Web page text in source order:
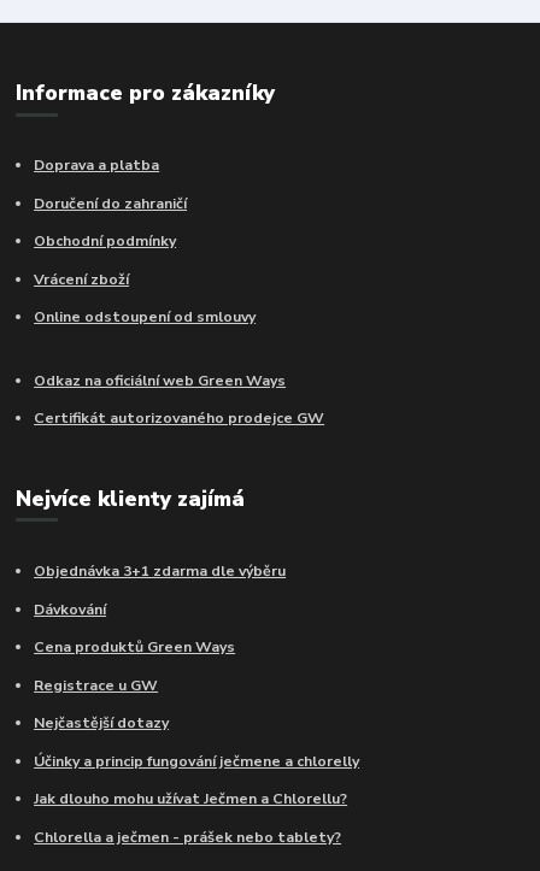
Informace pro zákazníky
Doprava a platba
Doručení do zahraničí
Obchodní podmínky
Vrácení zboží
Online odstoupení od smlouvy
Odkaz na oficiální web Green Ways
Certifikát autorizovaného prodejce GW
Nejvíce klienty zajímá
Objednávka 3+1 zdarma dle výběru
Dávkování
Cena produktů Green Ways
Registrace u GW
Nejčastější dotazy
Účinky a princip fungování ječmene a chlorelly
Jak dlouho mohu užívat Ječmen a Chlorellu?
Chlorella a ječmen - prášek nebo tablety?